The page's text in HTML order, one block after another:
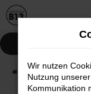
Zum
Wir nutzen
Nutzung
Kommunikation